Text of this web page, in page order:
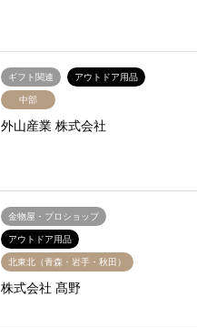
ギフト関連 アウトドア用品
中部
外山産業 株式会社
金物屋・プロショップ
アウトドア用品
北東北（青森・岩手・秋田）
株式会社 髙野